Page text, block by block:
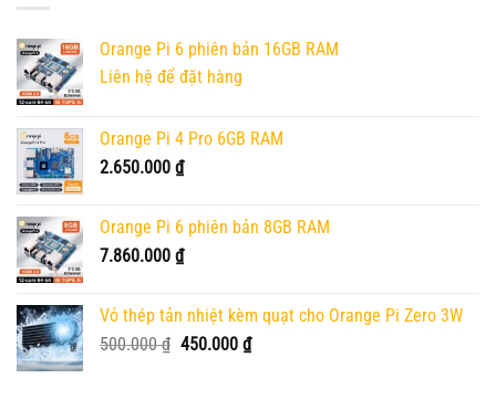
Orange Pi 6 phiên bản 16GB RAM
Liên hệ để đặt hàng
Orange Pi 4 Pro 6GB RAM
2.650.000 ₫
Orange Pi 6 phiên bản 8GB RAM
7.860.000 ₫
Vỏ thép tản nhiệt kèm quạt cho Orange Pi Zero 3W
500.000₫ Giá
450.000 ₫Giá